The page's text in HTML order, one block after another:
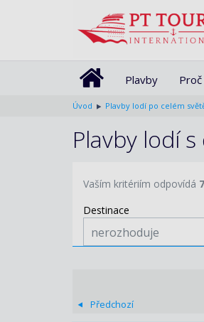
Plavby
Úvod Plavby lodí po celém
Plavby lodí
Vaším kritériím odpovídá
Destinace
nerozhoduje
Předchozí